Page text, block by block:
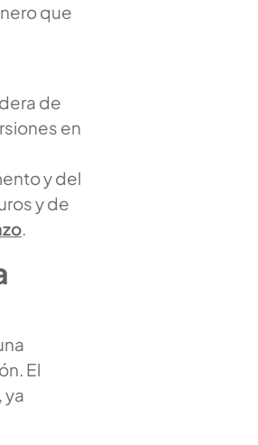
que
de
en
y del
y de
.
El
ya